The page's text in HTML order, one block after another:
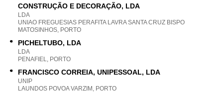
CONSTRUÇÃO E DECORAÇÃO, LDA
LDA
UNIAO FREGUESIAS PERAFITA LAVRA SANTA CRUZ BISPO
MATOSINHOS, PORTO
PICHELTUBO, LDA
LDA
PENAFIEL, PORTO
FRANCISCO CORREIA, UNIPESSOAL, LDA
UNIP
LAUNDOS POVOA VARZIM, PORTO